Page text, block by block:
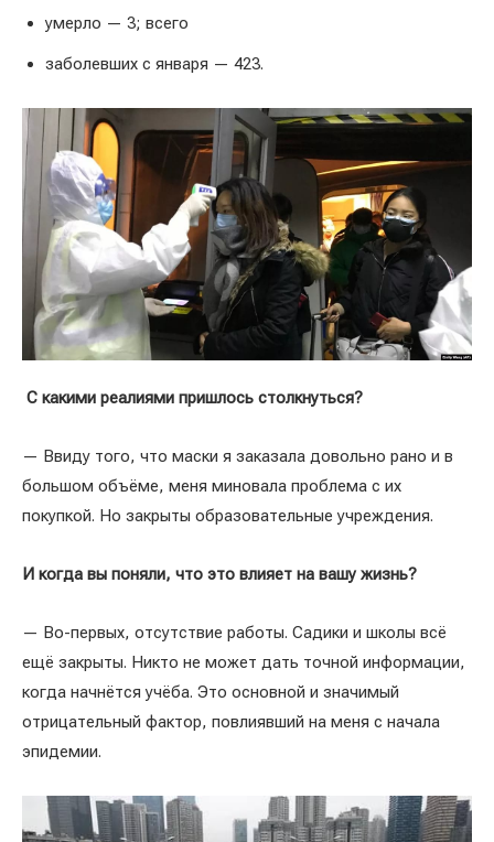
умерло — 3; всего
заболевших с января — 423.
С какими реалиями пришлось столкнуться?
— Ввиду того, что маски я заказала довольно рано и в
большом объёме, меня миновала проблема с их
покупкой. Но закрыты образовательные учреждения.
И когда вы поняли, что это влияет на вашу жизнь?
— Во-первых, отсутствие работы. Садики и школы всё
ещё закрыты. Никто не может дать точной информации,
когда начнётся учёба. Это основной и значимый
отрицательный фактор, повлиявший на меня с начала
эпидемии.